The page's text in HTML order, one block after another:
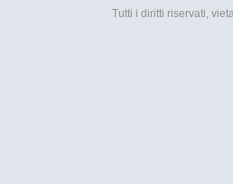
Tutti i diritti riservati,